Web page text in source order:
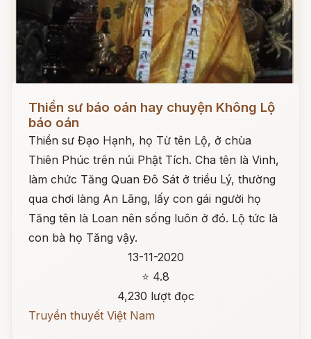
Đọc ngay
Thiền sư báo oán hay chuyện Không Lộ
báo oán
Thiền sư Đạo Hạnh, họ Từ tên Lộ, ở chùa
Thiên Phúc trên núi Phật Tích. Cha tên là Vinh,
làm chức Tăng Quan Đô Sát ở triều Lý, thường
qua chơi làng An Lãng, lấy con gái người họ
Tăng tên là Loan nên sống luôn ở đó. Lộ tức là
con bà họ Tăng vậy.
13-11-2020
⭐ 4.8
4,230 lượt đọc
Truyền thuyết Việt Nam